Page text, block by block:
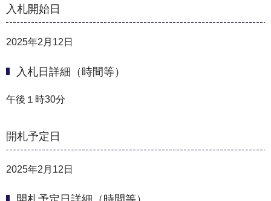
入札開始日
2025年2月12日
入札日詳細（時間等）
午後１時30分
開札予定日
2025年2月12日